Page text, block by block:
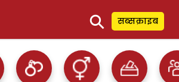
⚲ सब्सक्राइब